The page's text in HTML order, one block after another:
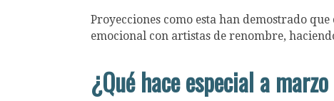
Proyecciones como esta han demostrado
emocional con artistas de renombre,
¿Qué hace especial a